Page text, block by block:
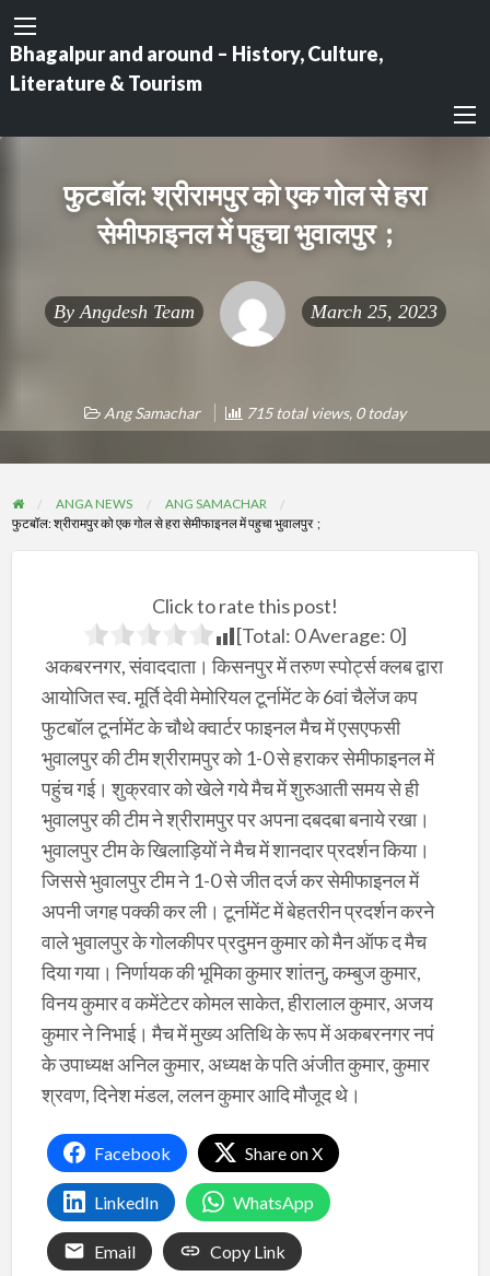
Bhagalpur and around – History, Culture,
Literature & Tourism
फुटबॉल: श्रीरामपुर को एक गोल से हरा
सेमीफाइनल में पहुचा भुवालपुर ;
By Angdesh Team March 25, 2023
Ang Samachar 715 total views, 0 today
ANGA NEWS
ANG SAMACHAR
फुटबॉल: श्रीरामपुर को एक गोल से हरा सेमीफाइनल में पहुचा भुवालपुर ;
Click to rate this post!
[Total: 0Average: 0]
अकबरनगर, संवाददाता। किसनपुर में तरुण स्पोर्ट्स क्लब द्वारा
आयोजित स्व. मूर्ति देवी मेमोरियल टूर्नामेंट के 6वां चैलेंज कप
फुटबॉल टूर्नामेंट के चौथे क्वार्टर फाइनल मैच में एसएफसी
भुवालपुर की टीम श्रीरामपुर को 1-0 से हराकर सेमीफाइनल में
पहुंच गई। शुक्रवार को खेले गये मैच में शुरुआती समय से ही
भुवालपुर की टीम ने श्रीरामपुर पर अपना दबदबा बनाये रखा।
भुवालपुर टीम के खिलाड़ियों ने मैच में शानदार प्रदर्शन किया।
जिससे भुवालपुर टीम ने 1-0 से जीत दर्ज कर सेमीफाइनल में
अपनी जगह पक्की कर ली। टूर्नामेंट में बेहतरीन प्रदर्शन करने
वाले भुवालपुर के गोलकीपर प्रदुमन कुमार को मैन ऑफ द मैच
दिया गया। निर्णायक की भूमिका कुमार शांतनु, कम्बुज कुमार,
विनय कुमार व कमेंटेटर कोमल साकेत, हीरालाल कुमार, अजय
कुमार ने निभाई। मैच में मुख्य अतिथि के रूप में अकबरनगर नपं
के उपाध्यक्ष अनिल कुमार, अध्यक्ष के पति अंजीत कुमार, कुमार
श्रवण, दिनेश मंडल, ललन कुमार आदि मौजूद थे।
Facebook Share on X
LinkedIn WhatsApp
Email Copy Link